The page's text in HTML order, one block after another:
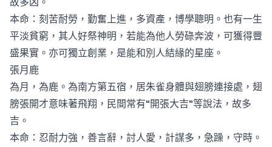
本命：刻苦耐勞，勤奮上進，多資產，博學聰明。也有一生
平淡貧窮，其人好祭神明，若能為他人勞碌奔波，可獲得豐
盛果實。亦可獨立創業，是能和別人結緣的星座。
張月鹿
為月，為鹿。為南方第五宿，居朱雀身體與翅膀連接處，翅
膀張開才意味著飛翔，民間常有“開張大吉”等說法，故多
吉。
本命：忍耐力強，善言辭，討人愛，計謀多，急躁，守時。